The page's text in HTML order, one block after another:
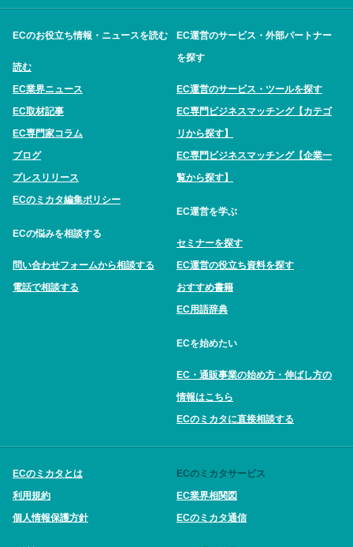
ECのお役立ち情報・ニュースを読む
読む
EC業界ニュース
EC取材記事
EC専門家コラム
ブログ
プレスリリース
ECのミカタ編集ポリシー
ECの悩みを相談する
問い合わせフォームから相談する
電話で相談する
EC運営のサービス・外部パートナー
を探す
EC運営のサービス・ツールを探す
EC専門ビジネスマッチング【カテゴ
リから探す】
EC専門ビジネスマッチング【企業一
覧から探す】
EC運営を学ぶ
セミナーを探す
EC運営の役立ち資料を探す
おすすめ書籍
EC用語辞典
ECを始めたい
EC・通販事業の始め方・伸ばし方の
情報はこちら
ECのミカタに直接相談する
ECのミカタとは
利用規約
個人情報保護方針
ECのミカタサービス
EC業界相関図
ECのミカタ通信